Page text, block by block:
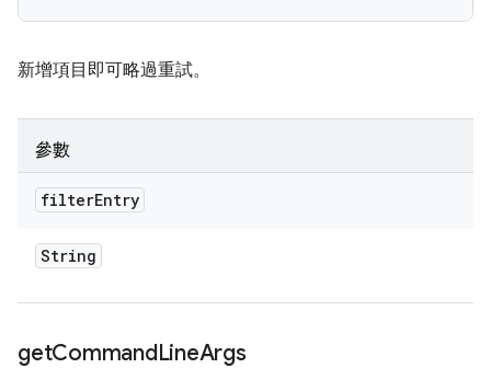
新增項目即可略過重試。
參數
filterEntry
String
getCommandLineArgs